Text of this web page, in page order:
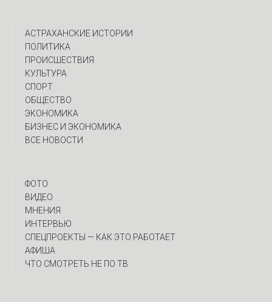
АСТРАХАНСКИЕ ИСТОРИИ
ПОЛИТИКА
ПРОИСШЕСТВИЯ
КУЛЬТУРА
СПОРТ
ОБЩЕСТВО
ЭКОНОМИКА
БИЗНЕС И ЭКОНОМИКА
ВСЕ НОВОСТИ
ФОТО
ВИДЕО
МНЕНИЯ
ИНТЕРВЬЮ
CПЕЦПРОЕКТЫ — КАК ЭТО РАБОТАЕТ
АФИША
ЧТО СМОТРЕТЬ НЕ ПО ТВ